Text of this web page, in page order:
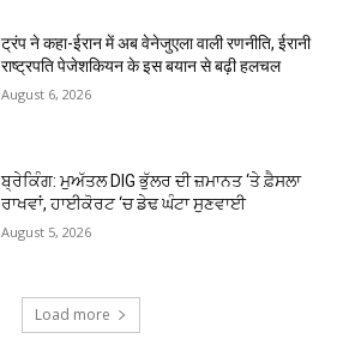
ट्रंप ने कहा-ईरान में अब वेनेजुएला वाली रणनीति, ईरानी
राष्ट्रपति पेजेशकियन के इस बयान से बढ़ी हलचल
August 6, 2026
ਬ੍ਰੇਕਿੰਗ: ਮੁਅੱਤਲ DIG ਭੁੱਲਰ ਦੀ ਜ਼ਮਾਨਤ ‘ਤੇ ਫ਼ੈਸਲਾ
ਰਾਖਵਾਂ, ਹਾਈਕੋਰਟ ‘ਚ ਡੇਢ ਘੰਟਾ ਸੁਣਵਾਈ
August 5, 2026
Load more